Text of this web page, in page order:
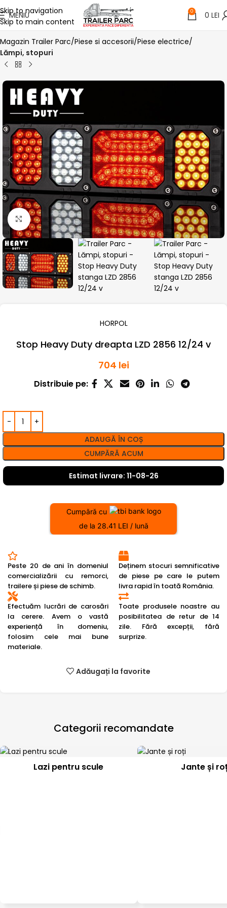
Skip to navigation
Skip to main content
MENIU 0 0 LEI
Magazin Trailer Parc Piese si accesorii Piese electrice
Lămpi, stopuri
Click pentru a mari
HORPOL
Stop Heavy Duty dreapta LZD 2856 12/24 v
704 lei
Distribuie pe:
ADAUGĂ ÎN COȘ
CUMPĂRĂ ACUM
Estimat livrare: 11-08-26
Cumpără cu
de la 28.41 LEI / lună
Peste 20 de ani în domeniul
comercializării cu remorci,
trailere și piese de schimb.
Efectuăm lucrări de carosări
la cerere. Avem o vastă
experiență în domeniu,
folosim cele mai bune
materiale.
Deținem stocuri semnificative
de piese pe care le putem
livra rapid în toată România.
Toate produsele noastre au
posibilitatea de retur de 14
zile. Fără excepții, fără
surprize.
Adăugați la favorite
Categorii recomandate
Lazi pentru scule Jante și